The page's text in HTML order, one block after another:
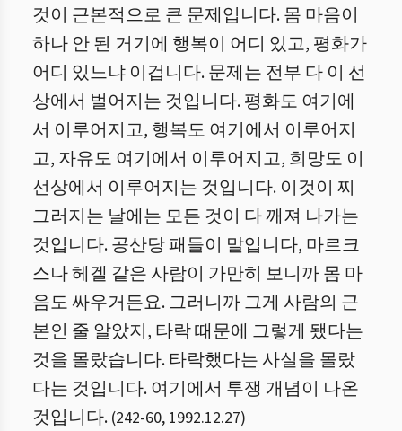
것이 근본적으로 큰 문제입니다. 몸 마음이
하나 안 된 거기에 행복이 어디 있고, 평화가
어디 있느냐 이겁니다. 문제는 전부 다 이 선
상에서 벌어지는 것입니다. 평화도 여기에
서 이루어지고, 행복도 여기에서 이루어지
고, 자유도 여기에서 이루어지고, 희망도 이
선상에서 이루어지는 것입니다. 이것이 찌
그러지는 날에는 모든 것이 다 깨져 나가는
것입니다. 공산당 패들이 말입니다, 마르크
스나 헤겔 같은 사람이 가만히 보니까 몸 마
음도 싸우거든요. 그러니까 그게 사람의 근
본인 줄 알았지, 타락 때문에 그렇게 됐다는
것을 몰랐습니다. 타락했다는 사실을 몰랐
다는 것입니다. 여기에서 투쟁 개념이 나온
것입니다. (242-60, 1992.12.27)